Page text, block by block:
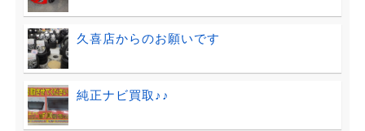
久喜店からのお願いです
純正ナビ買取♪♪